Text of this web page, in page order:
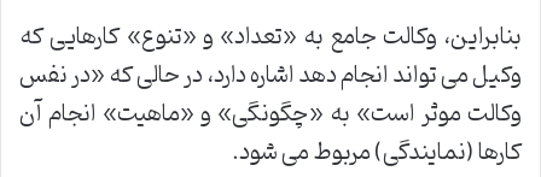
بنابراین، وکالت جامع به «تعداد» و «تنوع» کارهایی که
وکیل می تواند انجام دهد اشاره دارد، در حالی که «در نفس
وکالت موثر است» به «چگونگی» و «ماهیت» انجام آن
کارها (نمایندگی) مربوط می شود.